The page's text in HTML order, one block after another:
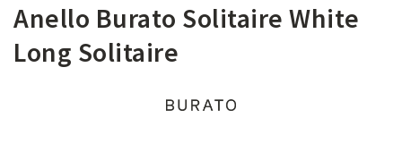
Anello Burato Solitaire White
Long Solitaire